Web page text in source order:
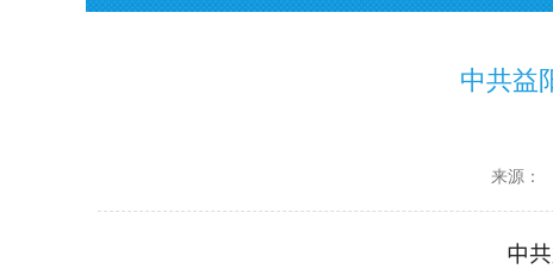
中共益
来源：
中共